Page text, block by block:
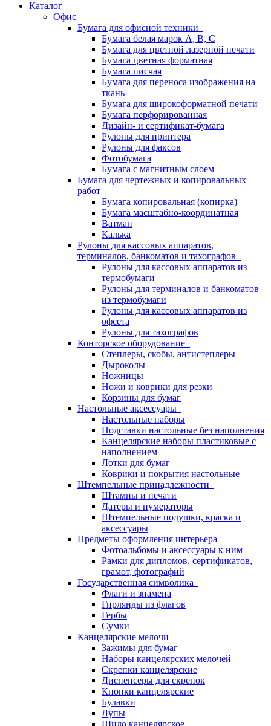
Каталог
Офис
Бумага для офисной техники
Бумага белая марок А, В, С
Бумага для цветной лазерной печати
Бумага цветная форматная
Бумага писчая
Бумага для переноса изображения на
ткань
Бумага для широкоформатной печати
Бумага перфорированная
Дизайн- и сертификат-бумага
Рулоны для принтера
Рулоны для факсов
Фотобумага
Бумага с магнитным слоем
Бумага для чертежных и копировальных
работ
Бумага копировальная (копирка)
Бумага масштабно-координатная
Ватман
Калька
Рулоны для кассовых аппаратов,
терминалов, банкоматов и тахографов
Рулоны для кассовых аппаратов из
термобумаги
Рулоны для терминалов и банкоматов
из термобумаги
Рулоны для кассовых аппаратов из
офсета
Рулоны для тахографов
Конторское оборудование
Степлеры, скобы, антистеплеры
Дыроколы
Ножницы
Ножи и коврики для резки
Корзины для бумаг
Настольные аксессуары
Настольные наборы
Подставки настольные без наполнения
Канцелярские наборы пластиковые с
наполнением
Лотки для бумаг
Коврики и покрытия настольные
Штемпельные принадлежности
Штампы и печати
Датеры и нумераторы
Штемпельные подушки, краска и
аксессуары
Предметы оформления интерьера
Фотоальбомы и аксессуары к ним
Рамки для дипломов, сертификатов,
грамот, фотографий
Государственная символика
Флаги и знамена
Гирлянды из флагов
Гербы
Сумки
Канцелярские мелочи
Зажимы для бумаг
Наборы канцелярских мелочей
Скрепки канцелярские
Диспенсеры для скрепок
Кнопки канцелярские
Булавки
Лупы
Шило канцелярское